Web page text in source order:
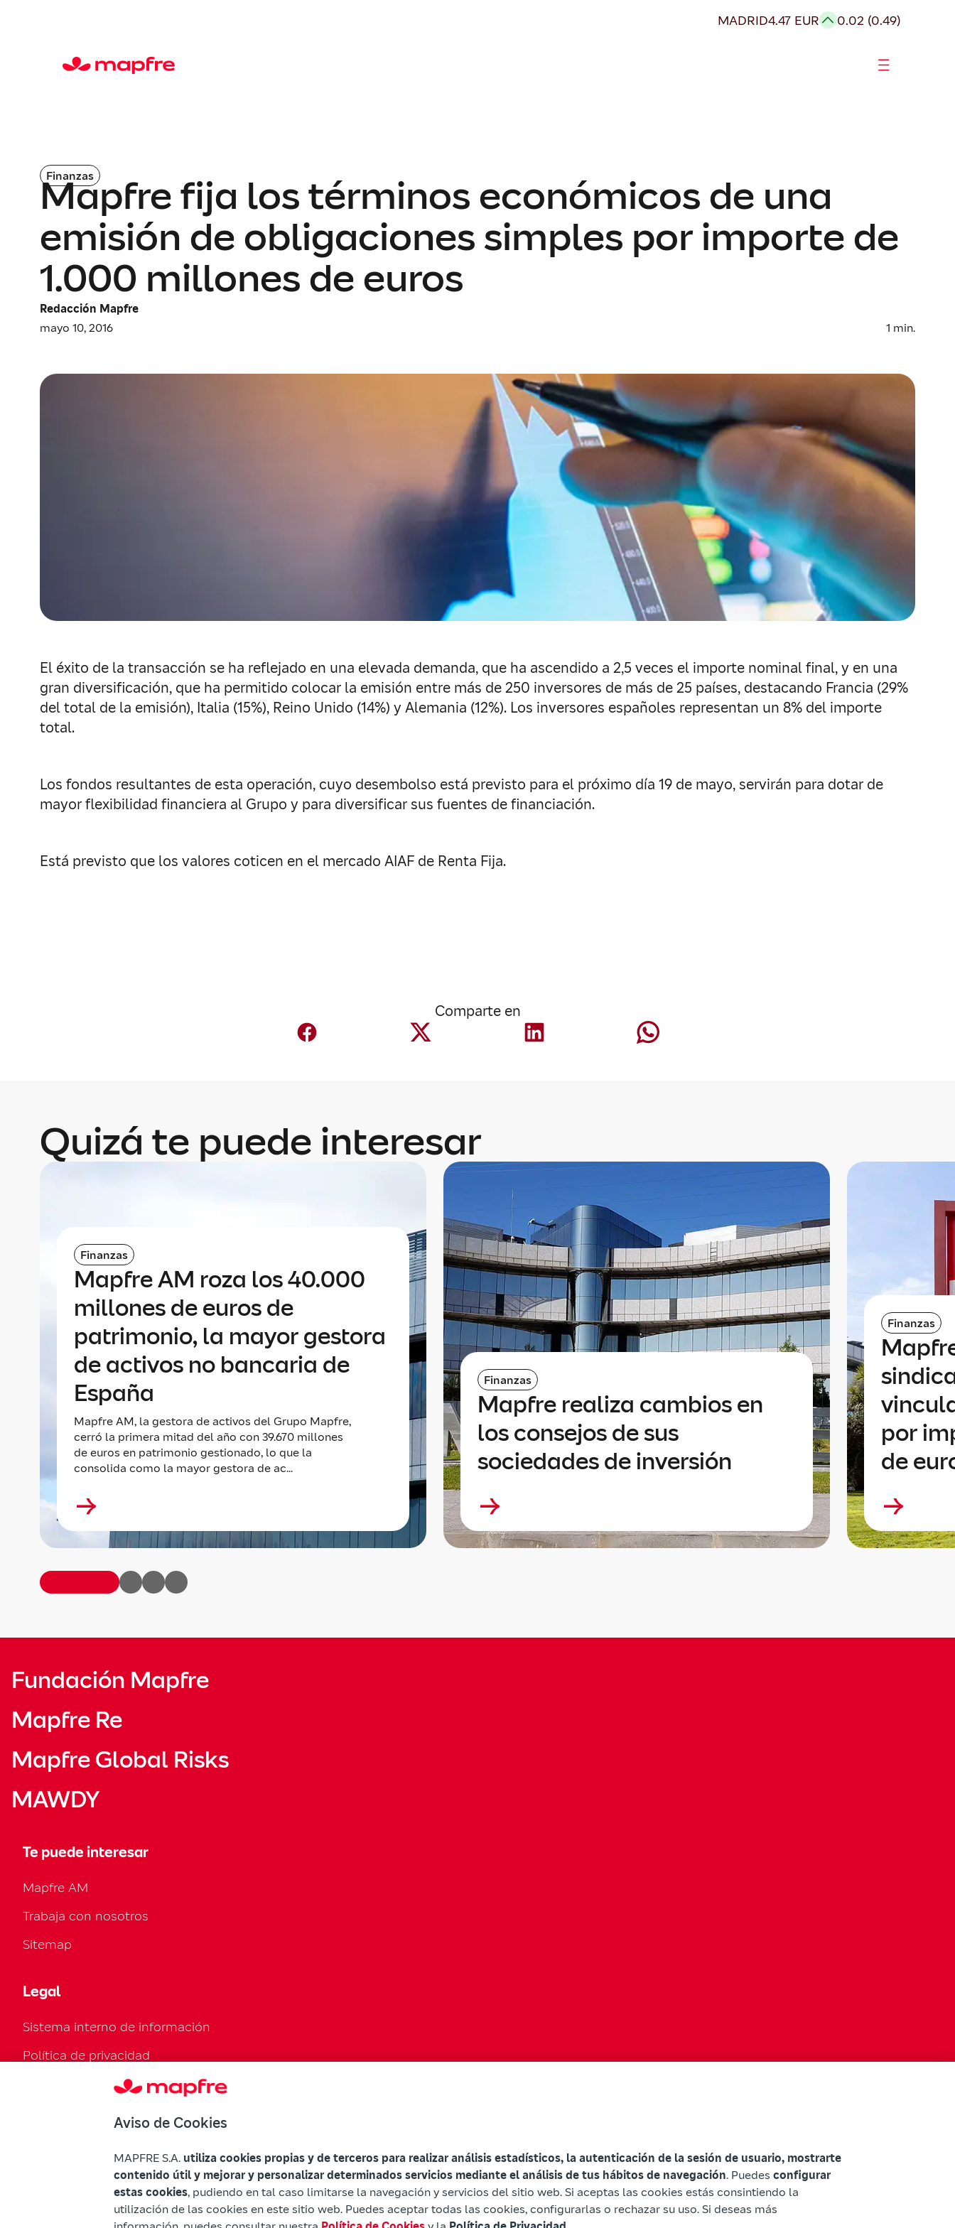
MADRID4.47 EUR 0.02 (0.49)
Finanzas
Mapfre fija los términos económicos de una
emisión de obligaciones simples por importe de
1.000 millones de euros
Redacción Mapfre
mayo 10, 2016
1 min.
El éxito de la transacción se ha reflejado en una elevada demanda, que ha ascendido a 2,5 veces el importe nominal final, y en una
gran diversificación, que ha permitido colocar la emisión entre más de 250 inversores de más de 25 países, destacando Francia (29%
del total de la emisión), Italia (15%), Reino Unido (14%) y Alemania (12%). Los inversores españoles representan un 8% del importe
total.
Los fondos resultantes de esta operación, cuyo desembolso está previsto para el próximo día 19 de mayo, servirán para dotar de
mayor flexibilidad financiera al Grupo y para diversificar sus fuentes de financiación.
Está previsto que los valores coticen en el mercado AIAF de Renta Fija.
Comparte en
Quizá te puede interesar
Finanzas
Mapfre AM roza los 40.000
millones de euros de
patrimonio, la mayor gestora
de activos no bancaria de
España
Mapfre AM, la gestora de activos del Grupo Mapfre,
cerró la primera mitad del año con 39.670 millones
de euros en patrimonio gestionado, lo que la
consolida como la mayor gestora de ac...
Finanzas
Mapfre realiza cambios en
los consejos de sus
sociedades de inversión
Finanzas
por
de
Fundación Mapfre
Mapfre Re
Mapfre Global Risks
MAWDY
Te puede interesar
Mapfre AM
Trabaja con nosotros
Sitemap
Legal
Sistema interno de información
Política de privacidad
Política de cookies
Declaración de accesibilidad
Advertencias Mapfre
Aviso de Cookies
MAPFRE S.A. utiliza cookies propias y de terceros para realizar análisis estadísticos, la autenticación de la sesión de usuario, mostrarte
contenido útil y mejorar y personalizar determinados servicios mediante el análisis de tus hábitos de navegación. Puedes configurar
estas cookies, pudiendo en tal caso limitarse la navegación y servicios del sitio web. Si aceptas las cookies estás consintiendo la
utilización de las cookies en este sitio web. Puedes aceptar todas las cookies, configurarlas o rechazar su uso. Si deseas más